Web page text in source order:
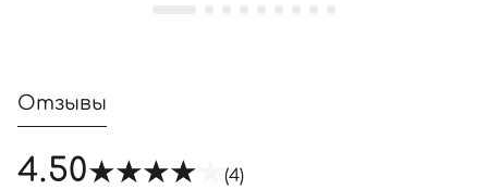
Отзывы
4.50 (4)